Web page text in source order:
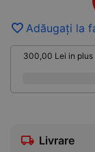
Adăugați la
300,00 Lei in
Livrare